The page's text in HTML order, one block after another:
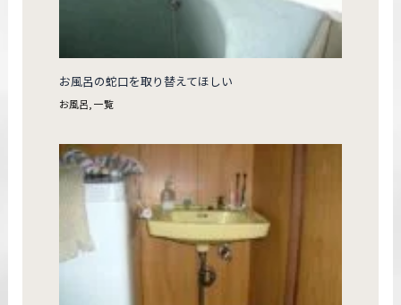
お風呂の蛇口を取り替えてほしい
お風呂 ,一覧